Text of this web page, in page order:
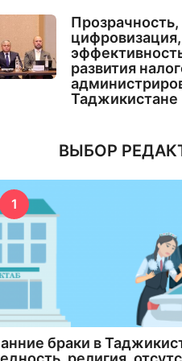
Прозрачность,
цифровизация,
развития
Таджикистане
ВЫБОР
1
браки в